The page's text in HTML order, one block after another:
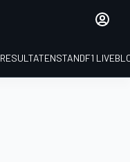
RESULTATENSTANDF1